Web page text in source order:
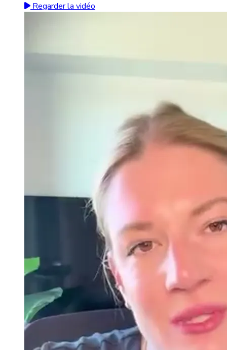
Regarder la vidéo